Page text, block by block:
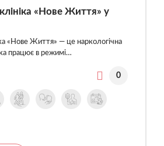
«Нове Життя» у
«Нове Життя» — це наркологічна
працює в режимі…
0